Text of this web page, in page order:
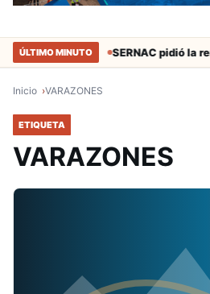
ÚLTIMO MINUTO
50 años SERNAC pidió la
Inicio VARAZONES
ETIQUETA
VARAZONES